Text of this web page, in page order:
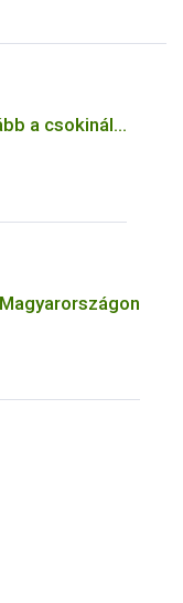
a csokinál…